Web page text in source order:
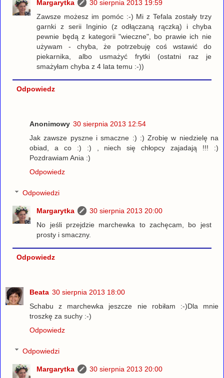
Margarytka
30 sierpnia 2013 19:59
Zawsze możesz im pomóc :-) Mi z Tefala zostały trzy
garnki z serii Inginio (z odłączaną rączką) i chyba
pewnie będą z kategorii "wieczne", bo prawie ich nie
używam - chyba, że potrzebuję coś wstawić do
piekarnika, albo usmażyć frytki (ostatni raz je
smażyłam chyba z 4 lata temu :-))
Odpowiedz
Anonimowy 30 sierpnia 2013 12:54
Jak zawsze pyszne i smaczne :) :) Zrobię w niedzielę na
obiad, a co :) :) , niech się chłopcy zajadają !!! :)
Pozdrawiam Ania :)
Odpowiedz
Odpowiedzi
Margarytka
30 sierpnia 2013 20:00
No jeśli przejdzie marchewka to zachęcam, bo jest
prosty i smaczny.
Odpowiedz
Beata 30 sierpnia 2013 18:00
Schabu z marchewka jeszcze nie robiłam :-)Dla mnie
troszkę za suchy :-)
Odpowiedz
Odpowiedzi
Margarytka
30 sierpnia 2013 20:00